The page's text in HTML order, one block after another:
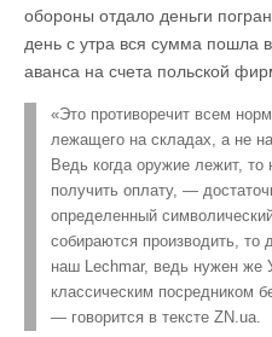
обороны отдало деньги
день с утра вся сумма пошла
аванса на счета польской
«Это противоречит всем
лежащего на складах, а не
Ведь когда оружие лежит, то
получить оплату, —
определенный
собираются производить, то
наш Lechmar, ведь нужен же
классическим посредником
— говорится в тексте ZN.ua.